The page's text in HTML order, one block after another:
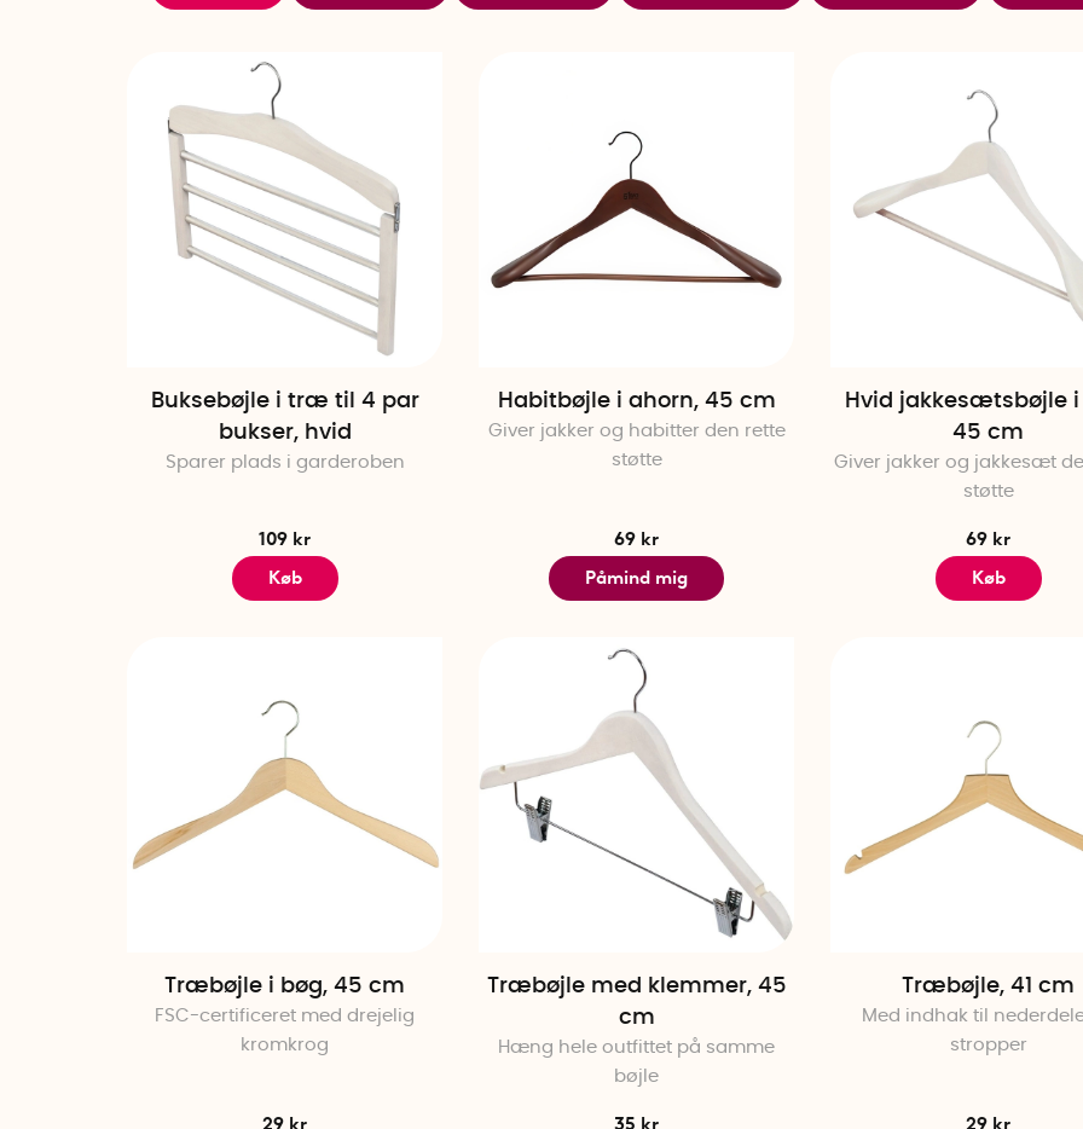
Buksebøjle i træ til 4 par
bukser, hvid
Sparer plads i garderoben
109 kr
Køb
Habitbøjle i ahorn, 45 cm
Giver jakker og habitter den rette
støtte
69 kr
Påmind mig
Hvid jakkesætsbøjle
45 cm
Giver jakker og jakkesæt
støtte
69 kr
Køb
Træbøjle i bøg, 45 cm
FSC-certificeret med drejelig
kromkrog
29 kr
Træbøjle med klemmer, 45
cm
Hæng hele outfittet på samme
bøjle
35 kr
Træbøjle, 41 cm
Med indhak til
stropper
29 kr